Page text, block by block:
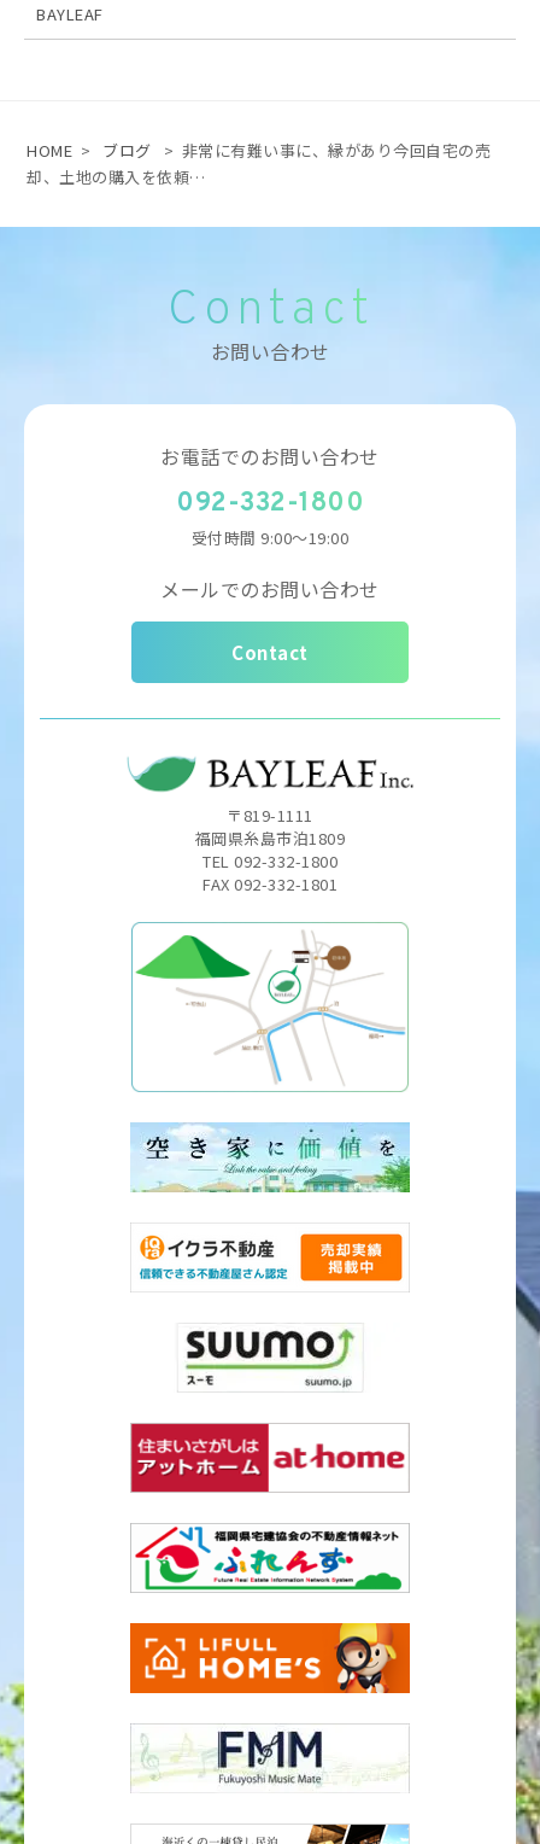
BAYLEAF
HOME > ブログ > 非常に有難い事に、縁があり今回自宅の売
却、土地の購入を依頼…
Contact
お問い合わせ
お電話でのお問い合わせ
092-332-1800
受付時間9:00～19:00
メールでのお問い合わせ
Contact
〒819-1111
福岡県糸島市泊1809
TEL 092-332-1800
FAX 092-332-1801